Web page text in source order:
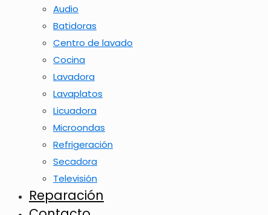
Audio
Batidoras
Centro de lavado
Cocina
Lavadora
Lavaplatos
Licuadora
Microondas
Refrigeración
Secadora
Televisión
Reparación